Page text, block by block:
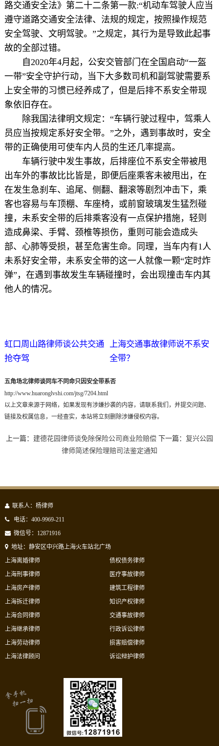
路交通安全法》第二十二条第一款:“机动车驾驶人应当
遵守道路交通安全法律、法规的规定，按照操作规范
安全驾驶、文明驾驶。”之规定，其行为是导致此起事
故的全部过错。
自2020年4月起，公安交管部门在全国启动“一盔
一带”安全守护行动，当下大多数司机和副驾驶需要系
上安全带的习惯已经养成了，但是后排不系安全带现
象依旧存在。
除我国法律明文规定：“车辆行驶过程中，驾乘人
员应当按规定系好安全带。”之外，遇到事故时，安全
带的正确使用可使车内人员的生还几率提高。
车辆行驶中发生事故，后排座位不系安全带被甩
出车外的事故比比皆是，即便后座乘客未被甩出，在
在发生急刹车、追尾、侧翻、翻滚等剧烈冲击下，乘
客也容易与车顶棚、车座椅，或前窗玻璃发生猛烈碰
撞，未系安全带的后排乘客没有一点保护措施，轻则
造成鼻梁、手臂、颈椎等损伤，重则可能会造成头
部、心肺等受损，甚至危害生命。同理，当车内有1人
未系好安全带，未系安全带的这一人就像一颗“定时炸
弹”，在遇到事故发生车辆碰撞时，会出现撞击车内其
他人的情况。
虹口周山路律师谈公共交通
抢夺驾
上海交通事故律师说不系安
全带？
五角场北律师谈同车不同命只因安全带系否
http://www.huaronglvshi.com/jtsg/7204.html
以上文章来源于网络，如果发现有涉嫌抄袭的内容，请联系我们，并提交问题、
链接及权属信息，一经查实，本站将立刻删除涉嫌侵权内容。
上一篇： 建德花园律师谈免除保险公司商业险赔偿下一篇： 复兴公园
律师简述保险理赔司法鉴定通知
联系人：杨律师
电话：400-9969-211
微信号：12871916
地址：静安区中兴路上海火车站北广场
上海离婚律师
上海刑事律师
上海房产律师
上海拆迁律师
债权债务律师
医疗事故律师
建筑工程律师
知识产权律师
上海合同律师
上海继承律师
上海劳动律师
上海法律顾问
交通事故律师
行政诉讼律师
损害赔偿律师
诉讼辩护律师